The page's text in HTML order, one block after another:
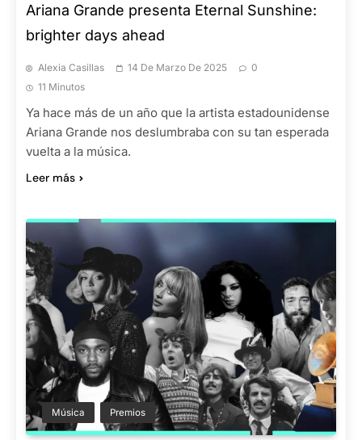
Ariana Grande presenta Eternal Sunshine:
brighter days ahead
Alexia Casillas 14 De Marzo De 2025
0
11 Minutos
Ya hace más de un año que la artista estadounidense
Ariana Grande nos deslumbraba con su tan esperada
vuelta a la música.
Leer más
Música Premios